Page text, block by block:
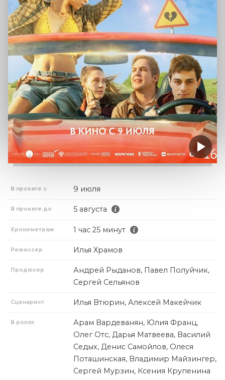
В прокате с 9 июля
В прокате до 5 августа
Хронометраж 1 час 25 минут
Режиссер Илья Храмов
Продюсер
Андрей Рыданов, Павел Полуйчик,
Сергей Сельянов
Сценарист Илья Втюрин, Алексей Макейчик
В ролях
Арам Вардеванян, Юлия Франц,
Олег Отс, Дарья Матвеева, Василий
Седых, Денис Самойлов, Олеся
Поташинская, Владимир Майзингер,
Сергей Мурзин, Ксения Крупенина